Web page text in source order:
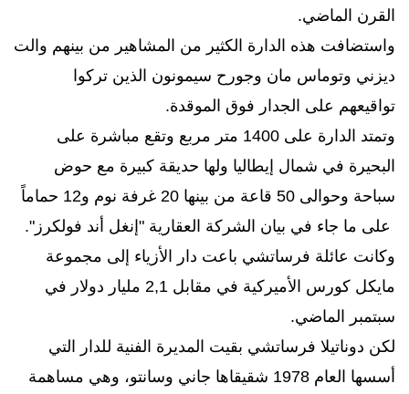
القرن الماضي.
واستضافت هذه الدارة الكثير من المشاهير من بينهم والت
ديزني وتوماس مان وجورح سيمونون الذين تركوا
تواقيعهم على الجدار فوق الموقدة.
وتمتد الدارة على 1400 متر مربع وتقع مباشرة على
البحيرة في شمال إيطاليا ولها حديقة كبيرة مع حوض
سباحة وحوالى 50 قاعة من بينها 20 غرفة نوم و12 حماماً
على ما جاء في بيان الشركة العقارية "إنغل أند فولكرز".
وكانت عائلة فرساتشي باعت دار الأزياء إلى مجموعة
مايكل كورس الأميركية في مقابل 2,1 مليار دولار في
سبتمبر الماضي.
لكن دوناتيلا فرساتشي بقيت المديرة الفنية للدار التي
أسسها العام 1978 شقيقاها جاني وسانتو، وهي مساهمة